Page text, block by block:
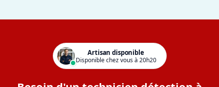
Artisan disponible
Disponible chez vous à 20h20